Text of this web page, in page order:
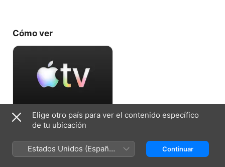
Cómo ver
Aceptar prueba gratuita
7 días gratis, luego $169.00 al mes.
Elige otro país para ver el contenido específico
de tu ubicación
Estados Unidos (Español
México)
Continuar